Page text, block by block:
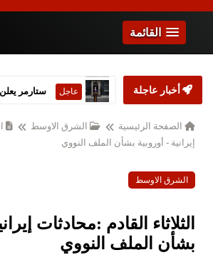
القائمة
أخبار عاجلة عاجل
الصفحة الرئيسية الشرق الاوسط
إيرانية - أوروبية بشأن الملف النووي
الشرق الاوسط
الثلاثاء القادم :محادثات
بشأن الملف النووي